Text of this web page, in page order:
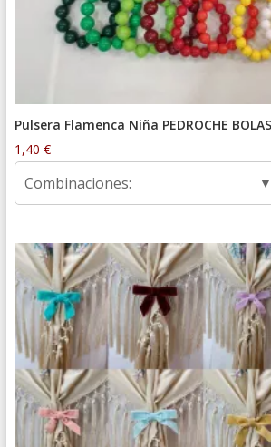
Pulsera Flamenca Niña PEDROCHE BOLAS
1,40 €
Combinaciones: